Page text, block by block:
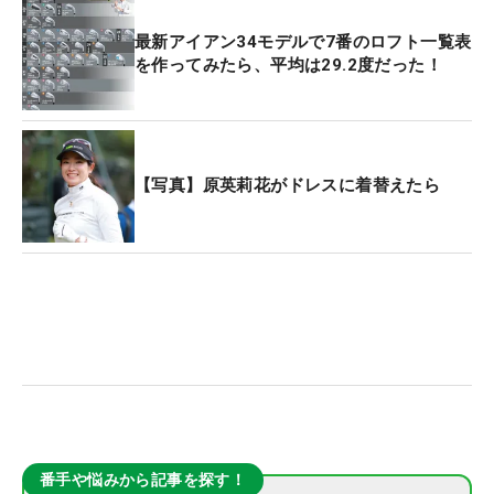
最新アイアン34モデルで7番のロフト一覧表
を作ってみたら、平均は29.2度だった！
【写真】原英莉花がドレスに着替えたら
番手や悩みから記事を探す！